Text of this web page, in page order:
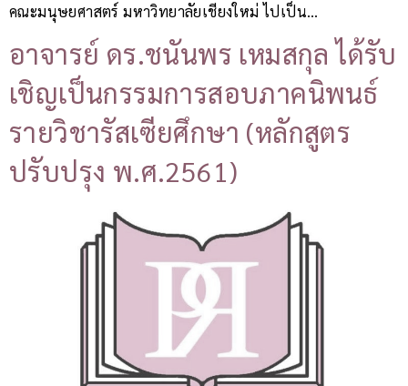
คณะมนุษยศาสตร์ มหาวิทยาลัยเชียงใหม่ ไปเป็น…
อาจารย์ ดร.ชนันพร เหมสกุล ได้รับ
เชิญเป็นกรรมการสอบภาคนิพนธ์
รายวิชารัสเซียศึกษา (หลักสูตร
ปรับปรุง พ.ศ.2561)